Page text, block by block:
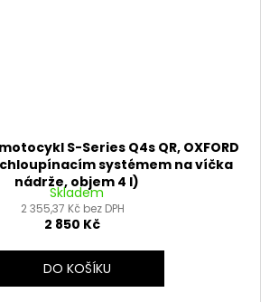
S-Series Q4s QR, OXFORD
systémem na víčka
nádrže, objem 4 l)
Skladem
2 355,37 Kč bez DPH
2 850 Kč
DO KOŠÍKU